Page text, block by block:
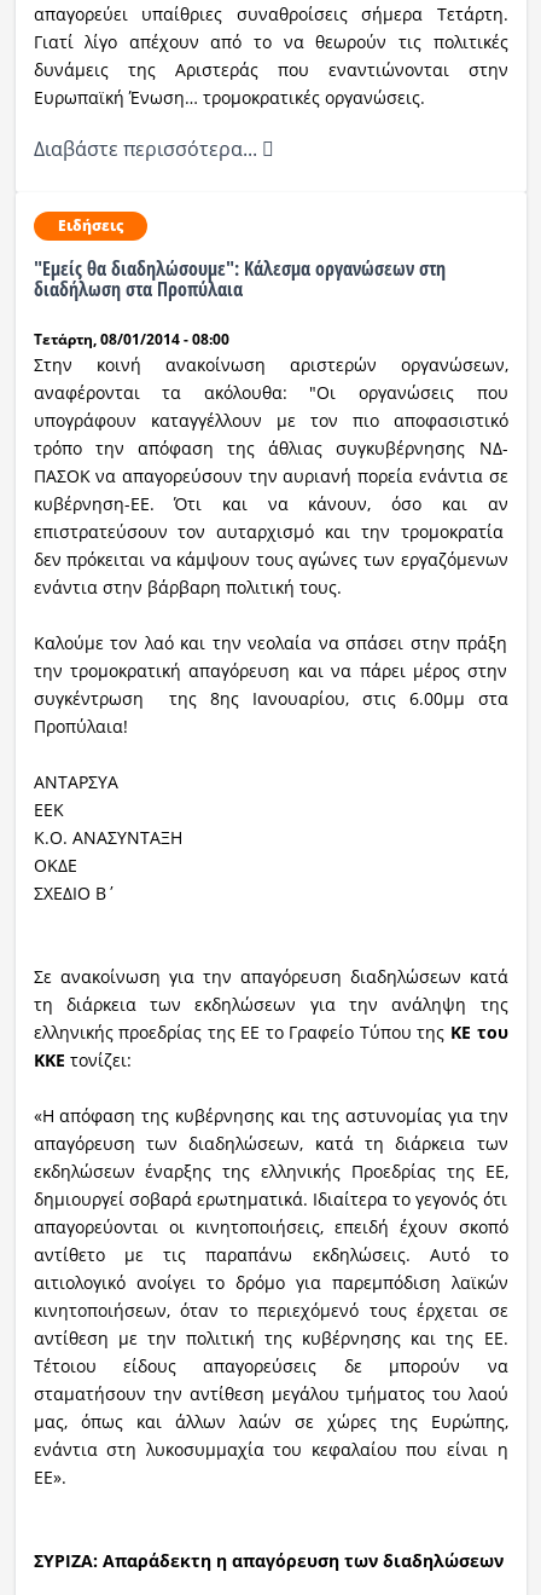
απαγορεύει υπαίθριες συναθροίσεις σήμερα Τετάρτη.
Γιατί λίγο απέχουν από το να θεωρούν τις πολιτικές
δυνάμεις της Αριστεράς που εναντιώνονται στην
Ευρωπαϊκή Ένωση… τρομοκρατικές οργανώσεις.
Διαβάστε περισσότερα...
Ειδήσεις
"Eμείς θα διαδηλώσουμε": Κάλεσμα οργανώσεων στη
διαδήλωση στα Προπύλαια
Τετάρτη, 08/01/2014 - 08:00
Στην κοινή ανακοίνωση αριστερών οργανώσεων,
αναφέρονται τα ακόλουθα: "Οι οργανώσεις που
υπογράφουν καταγγέλλουν με τον πιο αποφασιστικό
τρόπο την απόφαση της άθλιας συγκυβέρνησης ΝΔ-
ΠΑΣΟΚ να απαγορεύσουν την αυριανή πορεία ενάντια σε
κυβέρνηση-ΕΕ. Ότι και να κάνουν, όσο και αν
επιστρατεύσουν τον αυταρχισμό και την τρομοκρατία
δεν πρόκειται να κάμψουν τους αγώνες των εργαζόμενων
ενάντια στην βάρβαρη πολιτική τους.
Καλούμε τον λαό και την νεολαία να σπάσει στην πράξη
την τρομοκρατική απαγόρευση και να πάρει μέρος στην
συγκέντρωση της 8ης Ιανουαρίου, στις 6.00μμ στα
Προπύλαια!
ΑΝΤΑΡΣΥΑ
ΕΕΚ
K.O. AΝΑΣΥΝΤΑΞΗ
ΟΚΔΕ
ΣΧΕΔΙΟ Β΄
Σε ανακοίνωση για την απαγόρευση διαδηλώσεων κατά
τη διάρκεια των εκδηλώσεων για την ανάληψη της
ελληνικής προεδρίας της ΕΕ το Γραφείο Τύπου της ΚΕ του
ΚΚΕ τονίζει:
«Η απόφαση της κυβέρνησης και της αστυνομίας για την
απαγόρευση των διαδηλώσεων, κατά τη διάρκεια των
εκδηλώσεων έναρξης της ελληνικής Προεδρίας της ΕΕ,
δημιουργεί σοβαρά ερωτηματικά. Ιδιαίτερα το γεγονός ότι
απαγορεύονται οι κινητοποιήσεις, επειδή έχουν σκοπό
αντίθετο με τις παραπάνω εκδηλώσεις. Αυτό το
αιτιολογικό ανοίγει το δρόμο για παρεμπόδιση λαϊκών
κινητοποιήσεων, όταν το περιεχόμενό τους έρχεται σε
αντίθεση με την πολιτική της κυβέρνησης και της ΕΕ.
Τέτοιου είδους απαγορεύσεις δε μπορούν να
σταματήσουν την αντίθεση μεγάλου τμήματος του λαού
μας, όπως και άλλων λαών σε χώρες της Ευρώπης,
ενάντια στη λυκοσυμμαχία του κεφαλαίου που είναι η
ΕΕ».
ΣΥΡΙΖΑ: Απαράδεκτη η απαγόρευση των διαδηλώσεων